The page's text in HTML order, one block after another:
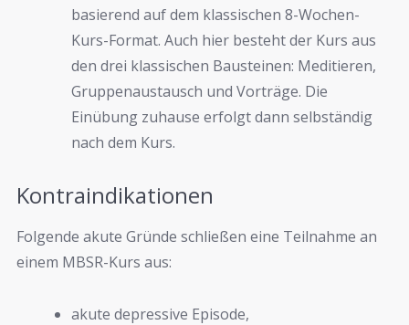
basierend auf dem klassischen 8-Wochen-
Kurs-Format. Auch hier besteht der Kurs aus
den drei klassischen Bausteinen: Meditieren,
Gruppenaustausch und Vorträge. Die
Einübung zuhause erfolgt dann selbständig
nach dem Kurs.
Kontraindikationen
Folgende akute Gründe schließen eine Teilnahme an
einem MBSR-Kurs aus:
akute depressive Episode,